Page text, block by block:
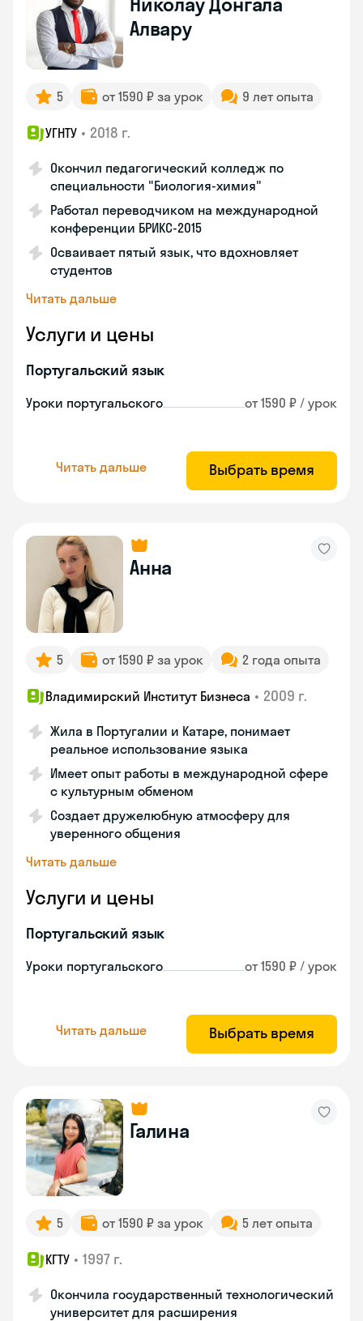
Алвару
5 от 1590 ₽ за урок 9 лет опыта
УГНТУ • 2018 г.
Окончил педагогический колледж по
специальности "Биология-химия"
Работал переводчиком на международной
конференции БРИКС-2015
Осваивает пятый язык, что вдохновляет
студентов
Читать дальше
Услуги и цены
Португальский язык
Уроки португальского от 1590 ₽ / урок
Читать дальше Выбрать время
Анна
5 от 1590 ₽ за урок 2 года опыта
Владимирский Институт Бизнеса • 2009 г.
Жила в Португалии и Катаре, понимает
реальное использование языка
Имеет опыт работы в международной сфере
с культурным обменом
Создает дружелюбную атмосферу для
уверенного общения
Читать дальше
Услуги и цены
Португальский язык
Уроки португальского от 1590 ₽ / урок
Читать дальше Выбрать время
Галина
5 от 1590 ₽ за урок 5 лет опыта
КГТУ • 1997 г.
Окончила государственный технологический
университет для расширения